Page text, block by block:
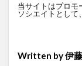
当サイトはプロモ
ソシエイトとして
Written by伊
火山監視
Starlink